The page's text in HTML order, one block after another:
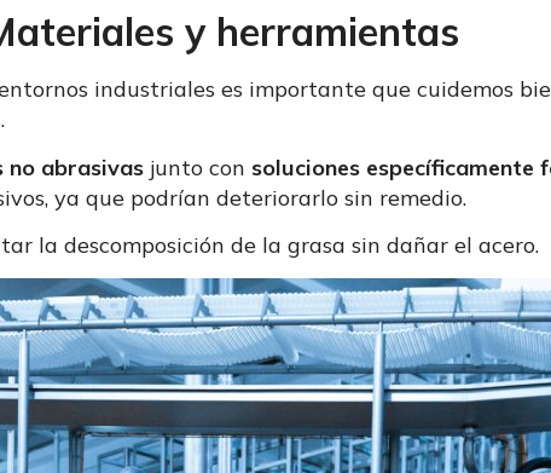
y herramientas
industriales es importante que cuidemos
no abrasivas junto con soluciones
ya que podrían deteriorarlo sin remedio.
la descomposición de la grasa sin dañar el acero.